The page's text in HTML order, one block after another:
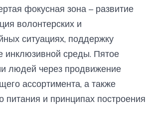
фокусная зона – развитие
волонтерских и
ситуациях, поддержку
инклюзивной среды. Пятое
людей через продвижение
ассортимента, а также
и принципах построения